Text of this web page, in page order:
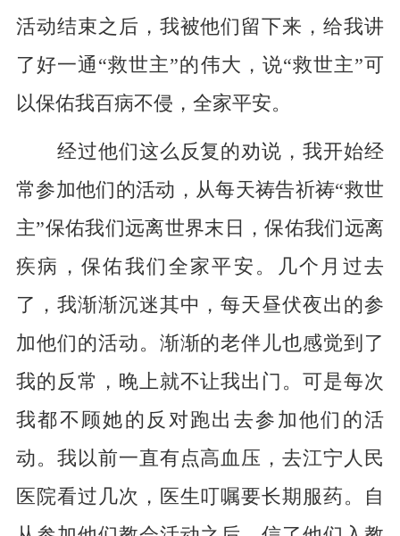
活动结束之后，我被他们留下来，给我讲
了好一通“救世主”的伟大，说“救世主”可
以保佑我百病不侵，全家平安。
经过他们这么反复的劝说，我开始经
常参加他们的活动，从每天祷告祈祷“救世
主”保佑我们远离世界末日，保佑我们远离
疾病，保佑我们全家平安。几个月过去
了，我渐渐沉迷其中，每天昼伏夜出的参
加他们的活动。渐渐的老伴儿也感觉到了
我的反常，晚上就不让我出门。可是每次
我都不顾她的反对跑出去参加他们的活
动。我以前一直有点高血压，去江宁人民
医院看过几次，医生叮嘱要长期服药。自